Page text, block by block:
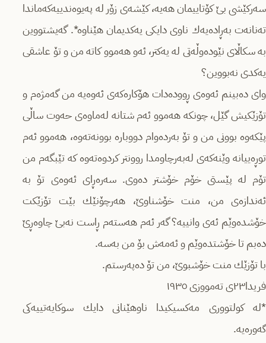
سەركێشی بێ‌ كۆتاییمان هەیە، كێشەی زۆر لە پەیوەندییەكەماندا
تەنانەت بەڕادەیەك ناوی دایكی یەكدیمان هێناوە*. گەیشتووین
بە سكاڵای نێودەوڵەتی لە یەكتر، ئەو هەموو كاتە من و تۆ عاشقی
یەكدی نەبووین؟
وای دەبینم ئەوەی ڕوودەدات هۆكارەكەی ئەوەیە من گەمژەم و
تۆزێكیش گێل، چونكە هەموو ئەم شتانە لەماوەی حەوت ساڵی
پێكەوە بوونی من و تۆ بەردەوام دووبارە بوونەتەوە، هەموو ئەم
توڕەییانە وێنەكەی لەبەرچاومدا روونتر كردوەتەوە كە تێبگەم من
تۆم لە پێستی خۆم خۆشتر دەوی. سەرەڕای ئەوەی تۆ بە
ئەندازەی من، منت خۆشناوێ‌، هەرچۆنێك بێت تۆزێكت
خۆشدەوێم ئەی وانییە؟ گەر ئەم هەستەم ڕاست نەبێ‌ چاوەڕێ‌
دەبم تا خۆشتدەوێم و ئەمەش بۆ من بەسە.
با تۆزێك منت خۆشبوێ‌، من تۆ دەپەرستم.
فریدا٢٣ی تەمووزی ١٩٣٥
*لە كولتووری مەكسیكیدا ناوهێنانی دایك سوكایەتییەكی
گەورەیە.